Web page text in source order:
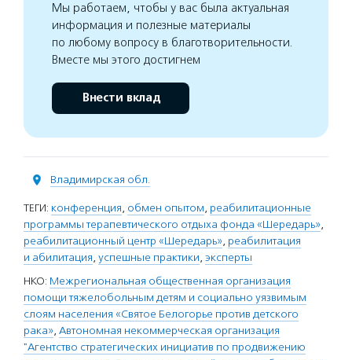
Мы работаем, чтобы у вас была актуальная
информация и полезные материалы
по любому вопросу в благотворительности.
Вместе мы этого достигнем
Внести вклад
Владимирская обл.
ТЕГИ: конференция, обмен опытом, реабилитационные
программы терапевтического отдыха фонда «Шередарь»,
реабилитационный центр «Шередарь», реабилитация
и абилитация, успешные практики, эксперты
НКО: Межрегиональная общественная организация
помощи тяжелобольным детям и социально уязвимым
слоям населения «Святое Белогорье против детского
рака», Автономная некоммерческая организация
"Агентство стратегических инициатив по продвижению